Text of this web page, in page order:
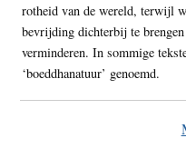
rotheid van de wereld, terwijl
bevrijding dichterbij te
verminderen. In sommige
‘boeddhanatuur’ genoemd.